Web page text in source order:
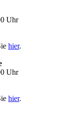
Uhr
hier.
Uhr
hier.